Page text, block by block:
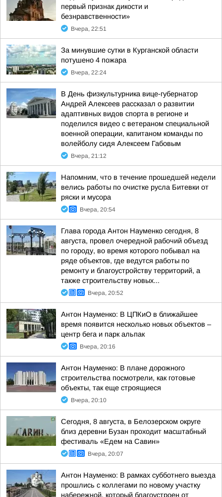
первый признак дикости и
безнравственности»
Вчера, 22:51
За минувшие сутки в Курганской области
потушено 4 пожара
Вчера, 22:24
В День физкультурника вице-губернатор
Андрей Алексеев рассказал о развитии
адаптивных видов спорта в регионе и
поделился видео с ветераном специальной
военной операции, капитаном команды по
волейболу сидя Алексеем Габовым
Вчера, 21:12
Напомним, что в течение прошедшей недели
велись работы по очистке русла Битевки от
ряски и мусора
Вчера, 20:54
Глава города Антон Науменко сегодня, 8
августа, провел очередной рабочий объезд
по городу, во время которого побывал на
ряде объектов, где ведутся работы по
ремонту и благоустройству территорий, а
также строительству новых...
Вчера, 20:52
Антон Науменко: В ЦПКиО в ближайшее
время появится несколько новых объектов –
центр бега и парк альпак
Вчера, 20:16
Антон Науменко: В плане дорожного
строительства посмотрели, как готовые
объекты, так еще строящиеся
Вчера, 20:10
Сегодня, 8 августа, в Белозерском округе
близ деревни Бузан проходит масштабный
фестиваль «Едем на Савин»
Вчера, 20:07
Антон Науменко: В рамках субботнего выезда
прошлись с коллегами по новому участку
набережной, который благоустроен от